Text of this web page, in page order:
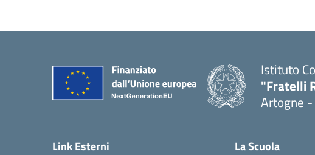
Istituto
"Fratelli
Artogne -
Link Esterni La Scuola